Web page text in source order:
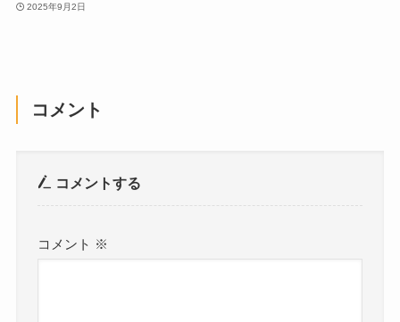
2025年9月2日
コメント
コメントする
コメント ※